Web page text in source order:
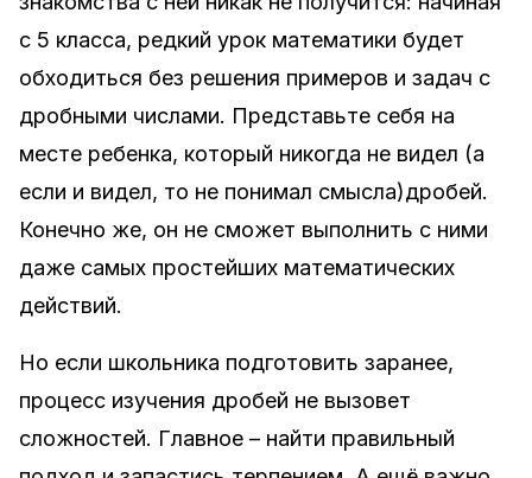
с 5 класса, редкий урок математики будет
обходиться без решения примеров и задач с
дробными числами. Представьте себя на
месте ребенка, который никогда не видел (а
если и видел, то не понимал смысла)дробей.
Конечно же, он не сможет выполнить с ними
даже самых простейших математических
действий.
Но если школьника подготовить заранее,
процесс изучения дробей не вызовет
сложностей. Главное – найти правильный